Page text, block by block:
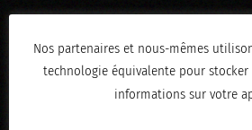
IMG_2071
ÉCRIT LEAVRIL 30, 2026 .
Nos partenaires et nous-mêmes
technologie équivalente pour stocker
informations sur votre